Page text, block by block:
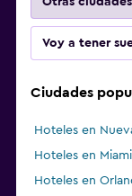
Voy a tener
Ciudades
Hoteles en
Hoteles en Miami
Hoteles en